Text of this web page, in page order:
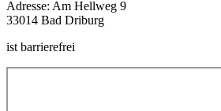
Adresse: Am Hellweg 9
33014 Bad Driburg
ist barrierefrei